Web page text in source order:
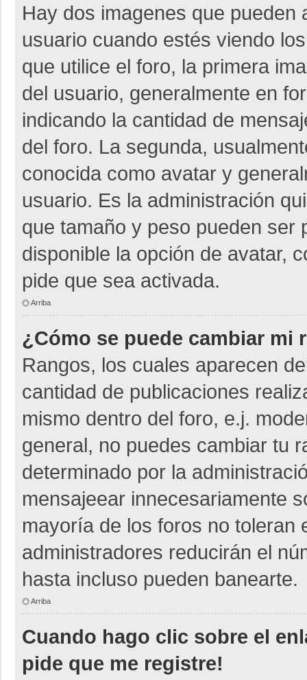
Hay dos imagenes que
usuario cuando estés viendo
que utilice el foro, la primera
del usuario, generalmente en
indicando la cantidad de
del foro. La segunda,
conocida como avatar y
usuario. Es la administración
que tamaño y peso pueden ser
disponible la opción de avatar,
pide que sea activada.
Arriba
¿Cómo se puede cambiar mi
Rangos, los cuales aparecen
cantidad de publicaciones
mismo dentro del foro, e.j.
general, no puedes cambiar tu
determinado por la
mensajeear innecesariamente
mayoría de los foros no toleran
administradores reducirán el
hasta incluso pueden banearte.
Arriba
Cuando hago clic sobre el
pide que me registre!